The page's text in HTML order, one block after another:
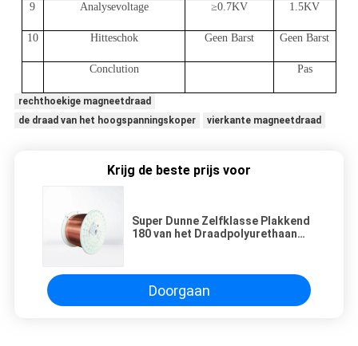
9 Analysevoltage ≥0.7KV 1.5KV
10 Hitteschok Geen Barst Geen Barst
Conclution Pas
rechthoekige magneetdraad
de draad van het hoogspanningskoper
vierkante magneetdraad
Krijg de beste prijs voor
Super Dunne Zelfklasse Plakkend
180 van het Draadpolyurethaan
Doorgaan